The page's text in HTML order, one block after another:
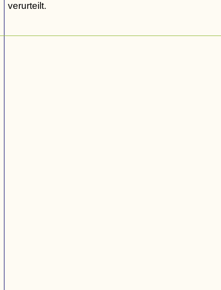
verurteilt.